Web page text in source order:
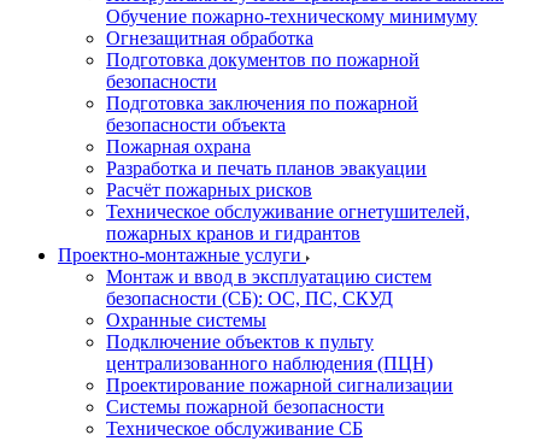
Обучение пожарно-техническому минимуму
Огнезащитная обработка
Подготовка документов по пожарной
безопасности
Подготовка заключения по пожарной
безопасности объекта
Пожарная охрана
Разработка и печать планов эвакуации
Расчёт пожарных рисков
Техническое обслуживание огнетушителей,
пожарных кранов и гидрантов
Проектно-монтажные услуги
Монтаж и ввод в эксплуатацию систем
безопасности (СБ): ОС, ПС, СКУД
Охранные системы
Подключение объектов к пульту
централизованного наблюдения (ПЦН)
Проектирование пожарной сигнализации
Системы пожарной безопасности
Техническое обслуживание СБ